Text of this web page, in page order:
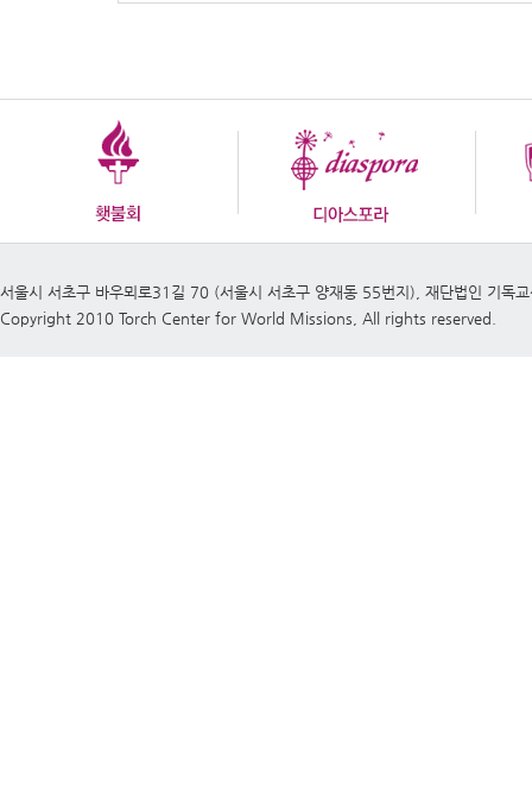
서울시 서초구 바우뫼로31길 70 (서울시 서초구 양재동 55번지), 재단법인
Copyright 2010 Torch Center for World Missions, All rights reserved.